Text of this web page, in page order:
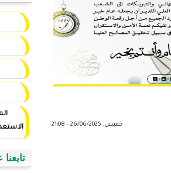
إيقاع جندي
أمجاد نوفمبر
افتتاحية العدد 103 "وطن... في أيد أمينة"
على خطى الواجب
المعاهدات التجارية خط
الاستعماري الفرنسي اتفاقيات بكار